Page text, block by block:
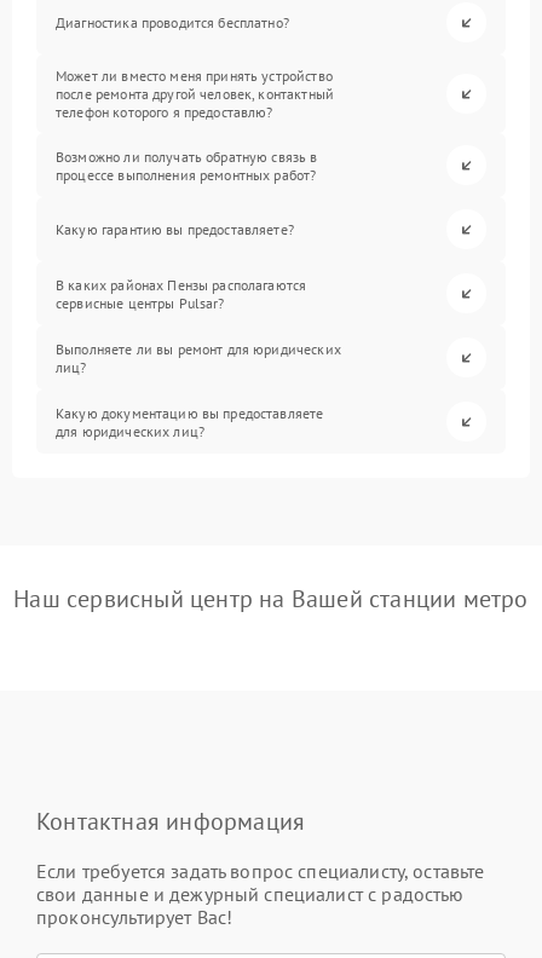
Диагностика проводится бесплатно?
Может ли вместо меня принять устройство
после ремонта другой человек, контактный
телефон которого я предоставлю?
Возможно ли получать обратную связь в
процессе выполнения ремонтных работ?
Какую гарантию вы предоставляете?
В каких районах Пензы располагаются
сервисные центры Pulsar?
Выполняете ли вы ремонт для юридических
лиц?
Какую документацию вы предоставляете
для юридических лиц?
Наш сервисный центр на Вашей станции метро
Контактная информация
Если требуется задать вопрос специалисту, оставьте
свои данные и дежурный специалист с радостью
проконсультирует Вас!